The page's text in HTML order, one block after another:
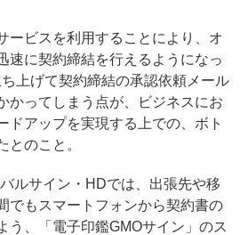
ビスを利用することにより、オ
速に契約締結を行えるようになっ
上げて契約締結の承認依頼メール
かってしまう点が、ビジネスにお
ドアップを実現する上での、ボト
とのこと。
ルサイン・HDでは、出張先や移
でもスマートフォンから契約書の
う、「電子印鑑GMOサイン」のス